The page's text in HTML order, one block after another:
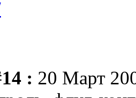
: 20 Март